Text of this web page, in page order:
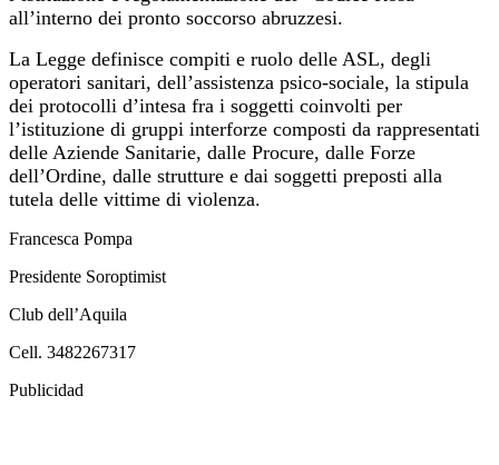
all’interno dei pronto soccorso abruzzesi.
La Legge definisce compiti e ruolo delle ASL, degli
operatori sanitari, dell’assistenza psico-sociale, la stipula
dei protocolli d’intesa fra i soggetti coinvolti per
l’istituzione di gruppi interforze composti da rappresentati
delle Aziende Sanitarie, dalle Procure, dalle Forze
dell’Ordine, dalle strutture e dai soggetti preposti alla
tutela delle vittime di violenza.
Francesca Pompa
Presidente Soroptimist
Club dell’Aquila
Cell. 3482267317
Publicidad